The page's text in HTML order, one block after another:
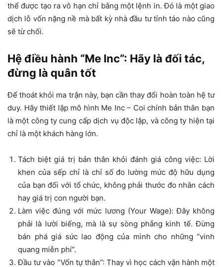
thể được tạo ra vô hạn chỉ bằng một lệnh in. Đó là một giao
dịch lỗ vốn nặng nề mà bất kỳ nhà đầu tư tỉnh táo nào cũng
sẽ từ chối.
Hệ điều hành “Me Inc”: Hãy là đối tác,
đừng là quân tốt
Để thoát khỏi ma trận này, bạn cần thay đổi hoàn toàn hệ tư
duy. Hãy thiết lập mô hình Me Inc – Coi chính bản thân bạn
là một công ty cung cấp dịch vụ độc lập, và công ty hiện tại
chỉ là một khách hàng lớn.
Tách biệt giá trị bản thân khỏi đánh giá công việc: Lời
khen của sếp chỉ là chỉ số đo lường mức độ hữu dụng
của bạn đối với tổ chức, không phải thước đo nhân cách
hay giá trị con người bạn.
Làm việc đúng với mức lương (Your Wage): Đây không
phải là lười biếng, mà là sự sòng phẳng kinh tế. Đừng
bán phá giá sức lao động của mình cho những “vinh
quang miễn phí”.
Đầu tư vào “Vốn tự thân”: Thay vì học cách vận hành một